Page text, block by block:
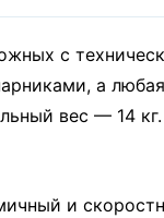
с
а
вес — 14 кг.
и